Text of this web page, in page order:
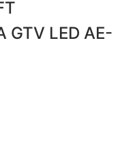
GTV LED AE-